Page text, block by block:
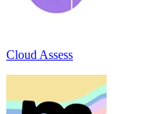
Cloud Assess